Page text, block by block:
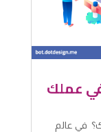
عملك
في عالم